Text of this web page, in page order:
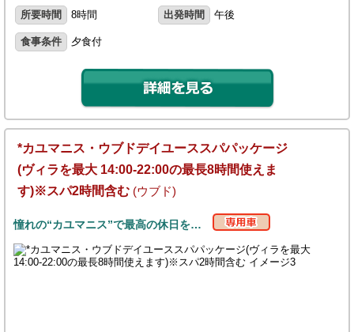
所要時間
8時間 出発時間 午後
食事条件 夕食付
*カユマニス・ウブドデイユーススパパッケージ
(ヴィラを最大 14:00-22:00の最長8時間使えま
す)※スパ2時間含む (ウブド)
憧れの“カユマニス”で最高の休日を…